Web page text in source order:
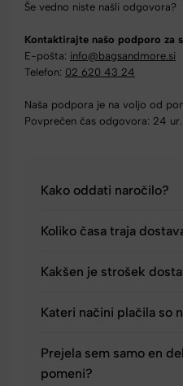
Še vedno niste našli odgovora?
Kontaktirajte našo podporo za
E-pošta: info@bagsandmore.si
Telefon: 02 620 43 24
Naša podpora je na voljo od
Povprečen čas odgovora: 24 ur.
Kako oddati naročilo?
Koliko časa traja
Kakšen je strošek
Kateri načini plačila so
Prejela sem samo en
pomeni?